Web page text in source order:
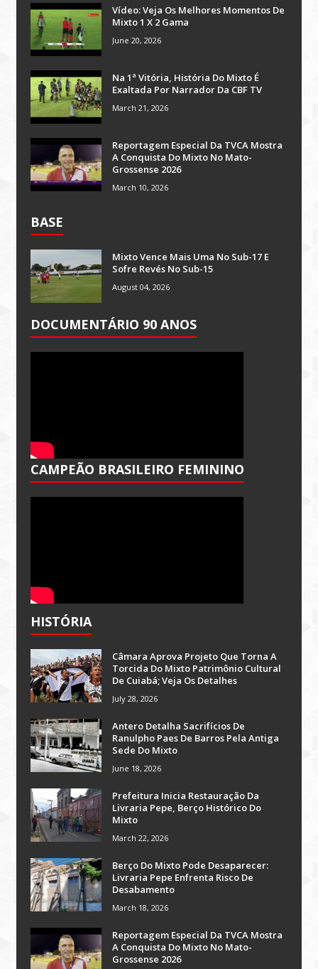
Vídeo: Veja Os Melhores Momentos De
Mixto 1 X 2 Gama
June 20, 2026
Na 1ª Vitória, História Do Mixto É
Exaltada Por Narrador Da CBF TV
March 21, 2026
Reportagem Especial Da TVCA Mostra
A Conquista Do Mixto No Mato-
Grossense 2026
March 10, 2026
BASE
Mixto Vence Mais Uma No Sub-17 E
Sofre Revés No Sub-15
August 04, 2026
DOCUMENTÁRIO 90 ANOS
CAMPEÃO BRASILEIRO FEMININO
HISTÓRIA
Câmara Aprova Projeto Que Torna A
Torcida Do Mixto Patrimônio Cultural
De Cuiabá; Veja Os Detalhes
July 28, 2026
Antero Detalha Sacrifícios De
Ranulpho Paes De Barros Pela Antiga
Sede Do Mixto
June 18, 2026
Prefeitura Inicia Restauração Da
Livraria Pepe, Berço Histórico Do
Mixto
March 22, 2026
Berço Do Mixto Pode Desaparecer:
Livraria Pepe Enfrenta Risco De
Desabamento
March 18, 2026
Reportagem Especial Da TVCA Mostra
A Conquista Do Mixto No Mato-
Grossense 2026